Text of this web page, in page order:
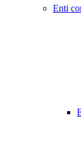
Enti